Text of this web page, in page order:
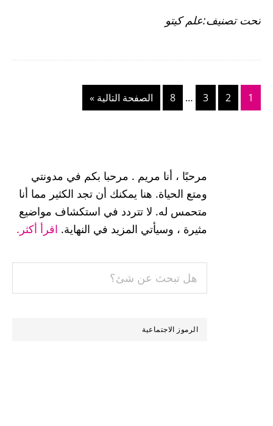
تحت تصنيف:علم كيتو
اذهب
إلى
1
اذهب
إلى
2
اذهب
إلى
3
Interim
pages
…
اذهب
إلى
8
اذهب
إلي
الصفحة التالية »
الجانبية
الرئيسية
مرحبًا ، أنا مريم . مرحبا بكم في مدونتي
ومتع الحياة. هنا يمكنك أن تجد الكثير مما أنا
متحمس له. لا تتردد في استكشاف مواضيع
مثيرة ، وسيأتي المزيد في النهاية. اقرأ أكثر.
تبحث
شئ؟
الرموز الاجتماعية